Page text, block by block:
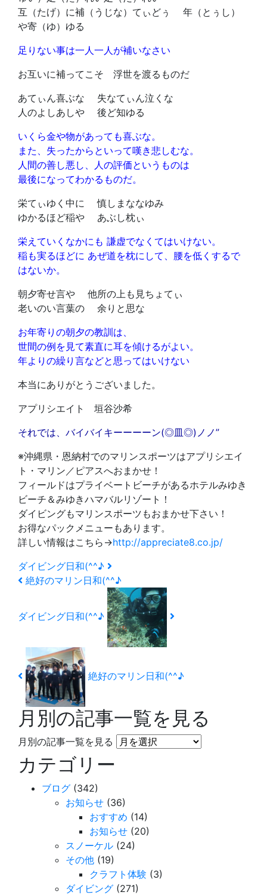
互（たげ）に補（うじな）てぃどぅ 年（とぅし）
や寄（ゆ）ゆる
足りない事は一人一人が補いなさい
お互いに補ってこそ 浮世を渡るものだ
あてぃん喜ぶな 失なてぃん泣くな
人のよしあしや 後ど知ゆる
いくら金や物があっても喜ぶな。
また、失ったからといって嘆き悲しむな。
人間の善し悪し、人の評価というものは
最後になってわかるものだ。
栄てぃゆく中に 慎しまななゆみ
ゆかるほど稲や あぶし枕ぃ
栄えていくなかにも 謙虚でなくてはいけない。
稲も実るほどに あぜ道を枕にして、腰を低くするで
はないか。
朝夕寄せ言や 他所の上も見ちょてぃ
老いのい言葉の 余りと思な
お年寄りの朝夕の教訓は、
世間の例を見て素直に耳を傾けるがよい。
年よりの繰り言などと思ってはいけない
本当にありがとうございました。
アプリシエイト 垣谷沙希
それでは、バイバイキーーーーン(◎皿◎)ノノ”
※沖縄県・恩納村でのマリンスポーツはアプリシエイ
ト・マリン／ピアスへおまかせ！
フィールドはプライベートビーチがあるホテルみゆき
ビーチ＆みゆきハマバルリゾート！
ダイビングもマリンスポーツもおまかせ下さい！
お得なパックメニューもあります。
詳しい情報はこちら→http://appreciate8.co.jp/
ダイビング日和(^^♪
絶好のマリン日和(^^♪
ダイビング日和(^^♪
絶好のマリン日和(^^♪
月別の記事一覧を見る
月別の記事一覧を見る
カテゴリー
ブログ (342)
お知らせ (36)
おすすめ (14)
お知らせ (20)
スノーケル (24)
その他 (19)
クラフト体験 (3)
ダイビング (271)